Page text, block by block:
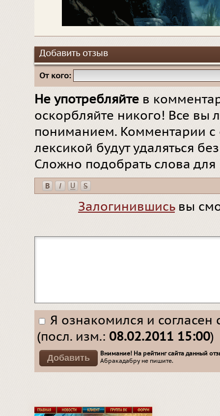
Добавить отзыв
От кого:
Не употребляйте в
оскорбляйте никого! Все вы
пониманием. Комментарии
лексикой будут удаляться
Сложно подобрать слова
Залогинившисьвы
Я ознакомился и согласен
(посл. изм.: 08.02.2011 15:00)
Внимание! На рейтинг сайта данный
Абракадабру не пишите.